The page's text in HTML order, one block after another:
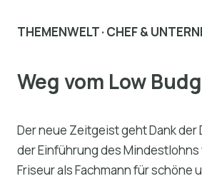
THEMENWELT · CHEF &
Weg vom Low
Der neue Zeitgeist geht Dank der
der Einführung des
Friseur als Fachmann für schöne